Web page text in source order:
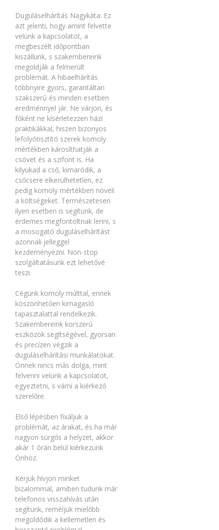
Duguláselhárítás Nagykáta: Ez
azt jelenti, hogy amint felvette
velünk a kapcsolatot, a
megbeszélt időpontban
kiszállunk, s szakembereink
megoldják a felmerült
problémát. A hibaelhárítás
többnyire gyors, garantáltan
szakszerű és minden esetben
eredménnyel jár. Ne várjon, és
főként ne kísérletezzen házi
praktikákkal, hiszen bizonyos
lefolyótisztító szerek komoly
mértékben károsíthatják a
csövet és a szifont is. Ha
kilyukad a cső, kimaródik, a
csőcsere elkerülhetetlen, ez
pedig komoly mértékben növeli
a költségeket. Természetesen
ilyen esetben is segítünk, de
érdemes megfontoltnak lenni, s
a mosogató duguláselhárítást
azonnali jelleggel
kezdeményezni. Non-stop
szolgáltatásunk ezt lehetővé
teszi.
Cégünk komoly múlttal, ennek
köszönhetően kimagasló
tapasztalattal rendelkezik.
Szakembereink korszerű
eszközök segítségével, gyorsan
és precízen végzik a
duguláselhárítási munkálatokat.
Önnek nincs más dolga, mint
felvenni velünk a kapcsolatot,
egyeztetni, s várni a kiérkező
szerelőre.
Első lépésben fixáljuk a
problémát, az árakat, és ha már
nagyon sürgős a helyzet, akkor
akár 1 órán belül kiérkezünk
Önhöz.
Kérjük hívjon minket
bizalommal, amiben tudunk már
telefonos visszahívás után
segítünk, reméljük mielőbb
megoldódik a kellemetlen és